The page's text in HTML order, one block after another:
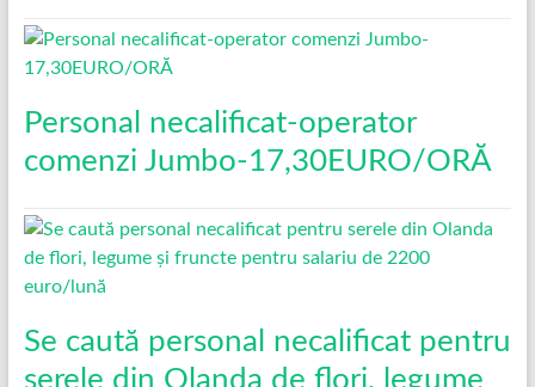
Personal necalificat-operator
comenzi Jumbo-17,30EURO/ORĂ
Se caută personal necalificat pentru
serele din Olanda de flori, legume